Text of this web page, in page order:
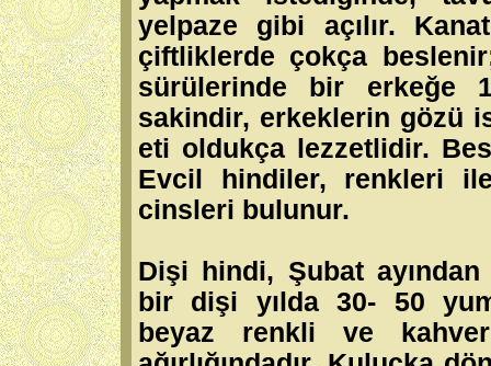
yelpaze gibi açılır.
çiftliklerde çokça
sürülerinde bir erkeğe
sakindir, erkeklerin gözü
eti oldukça lezzetlidir.
Evcil hindiler, renkleri
cinsleri bulunur.
Dişi hindi, Şubat
bir dişi yılda 30- 50
beyaz renkli ve